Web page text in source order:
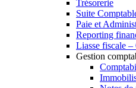
Trésorerie
Suite
Paie et
Reporting
Liasse fiscale –
Gestion